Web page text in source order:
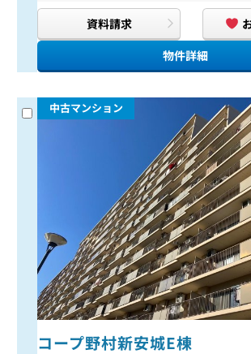
資料請求
物件詳細
中古マンション
コープ野村新安城E棟